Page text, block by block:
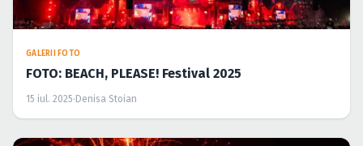
GALERII FOTO
FOTO: BEACH, PLEASE! Festival 2025
15 iul. 2025· Denisa Stoian